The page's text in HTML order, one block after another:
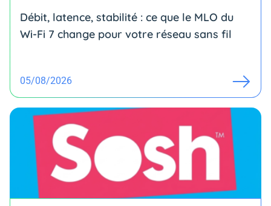
Débit, latence, stabilité : ce que le MLO du
Wi-Fi 7 change pour votre réseau sans fil
05/08/2026